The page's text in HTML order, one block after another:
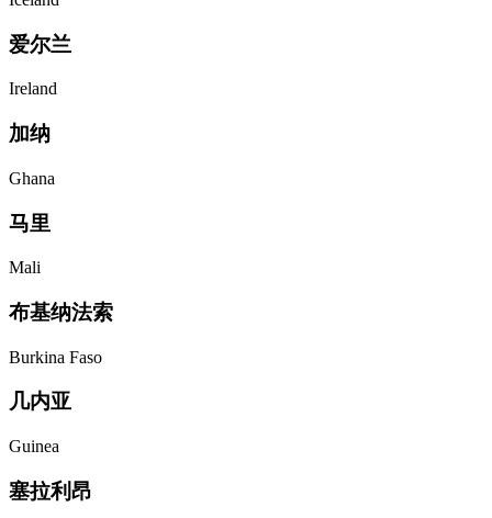
爱尔兰
Ireland
加纳
Ghana
马里
Mali
布基纳法索
Burkina Faso
几内亚
Guinea
塞拉利昂